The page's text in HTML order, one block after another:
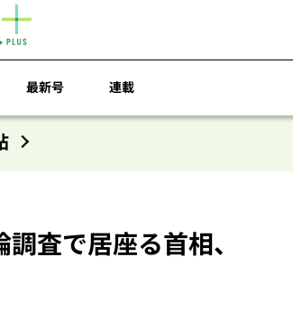
最新号 連載
査で居座る首相、